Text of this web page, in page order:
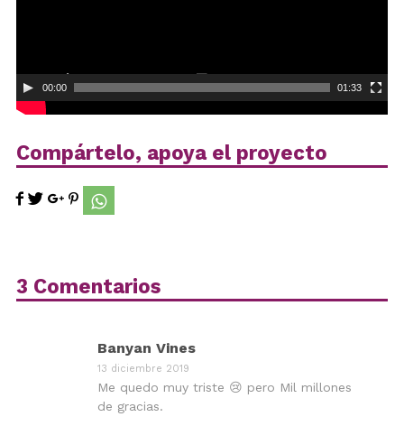
00:00 01:33
Compártelo, apoya el proyecto
3 Comentarios
Banyan Vines
13 diciembre 2019
Me quedo muy triste 😢 pero Mil millones
de gracias.